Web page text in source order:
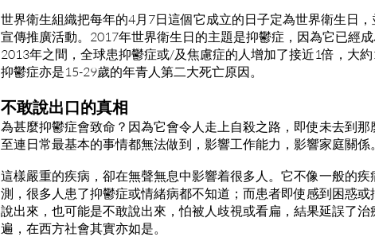
世界衛生組織把每年的4月7日這個它成立的日子定為世界衛生日
宣傳推廣活動。2017年世界衛生日的主題是抑鬱症，因為它已經
2013年之間，全球患抑鬱症或/及焦慮症的人增加了接近1倍，大約
抑鬱症亦是15-29歲的年青人第二大死亡原因。
不敢說出口的真相
為甚麼抑鬱症會致命？因為它會令人走上自殺之路，即使未去到
至連日常最基本的事情都無法做到，影響工作能力，影響家庭關係。
這樣嚴重的疾病，卻在無聲無息中影響着很多人。它不像一般的
測，很多人患了抑鬱症或情緒病都不知道；而患者即使感到困惑
說出來，也可能是不敢說出來，怕被人歧視或看扁，結果延誤了
遍，在西方社會其實亦如是。